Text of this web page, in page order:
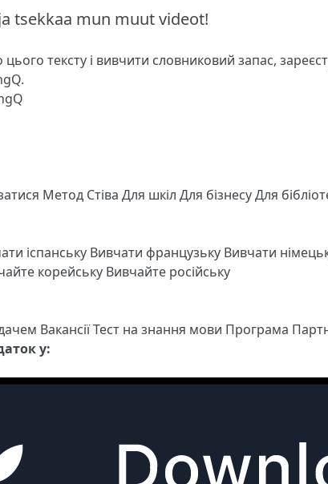
tsekkaa mun muut videot!
тексту і вивчити словниковий запас,
Метод Стіва Для шкіл Для бізнесуДля
іспанську Вивчати французьку Вивчати
корейську Вивчайте російську
ВакансіїТест на знання мови Програма
у: